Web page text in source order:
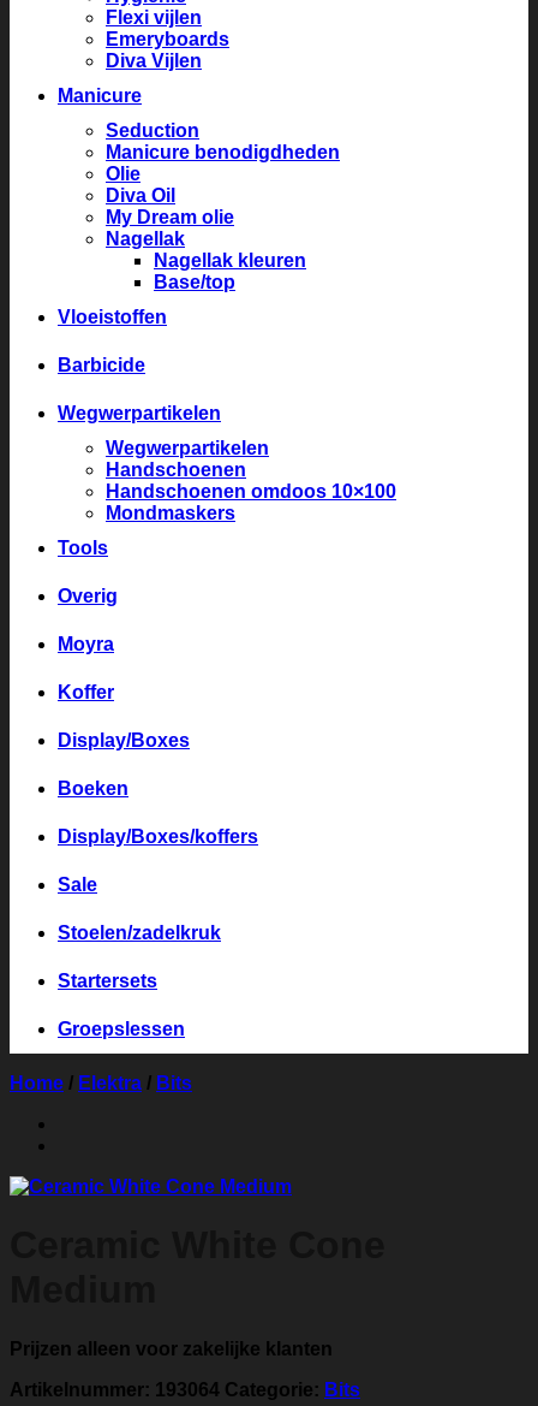
Flexi vijlen
Emeryboards
Diva Vijlen
Manicure
Seduction
Manicure benodigdheden
Olie
Diva Oil
My Dream olie
Nagellak
Nagellak kleuren
Base/top
Vloeistoffen
Barbicide
Wegwerpartikelen
Wegwerpartikelen
Handschoenen
Handschoenen omdoos 10×100
Mondmaskers
Tools
Overig
Moyra
Koffer
Display/Boxes
Boeken
Display/Boxes/koffers
Sale
Stoelen/zadelkruk
Startersets
Groepslessen
Home / Elektra / Bits
Prijzen alleen voor zakelijke klanten
Artikelnummer: 193064 Categorie: Bits